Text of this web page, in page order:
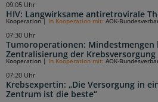
HIV: Langwirksame antiretrovirale
09:05 Uhr
Tumoroperationen: Mindestmengen
Zentralisierung der Krebsversorgung
Kooperation| In Kooperation mit: AOK-
07:30 Uhr
Krebsexpertin: „Die Versorgung in
Zentrum ist die beste“
Kooperation | In Kooperation mit: AOK-
07:20 Uhr